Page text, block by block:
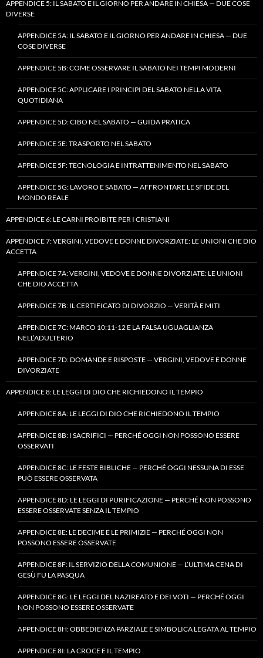
APPENDICE 5: IL SABATO E IL GIORNO PER ANDARE IN CHIESA — DUE COSE
DIVERSE
APPENDICE 5A: IL SABATO E IL GIORNO PER ANDARE IN CHIESA — DUE
COSE DIVERSE
APPENDICE 5B: COME OSSERVARE IL SABATO NEI TEMPI MODERNI
APPENDICE 5C: APPLICARE I PRINCIPI DEL SABATO NELLA VITA
QUOTIDIANA
APPENDICE 5D: CIBO NEL SABATO — GUIDA PRATICA
APPENDICE 5E: TRASPORTO NEL SABATO
APPENDICE 5F: TECNOLOGIA E INTRATTENIMENTO NEL SABATO
APPENDICE 5G: LAVORO E SABATO — AFFRONTARE LE SFIDE DEL
MONDO REALE
APPENDICE 6: LE CARNI PROIBITE PER I CRISTIANI
APPENDICE 7: VERGINI, VEDOVE E DONNE DIVORZIATE: LE UNIONI CHE DIO
ACCETTA
APPENDICE 7A: VERGINI, VEDOVE E DONNE DIVORZIATE: LE UNIONI
CHE DIO ACCETTA
APPENDICE 7B: IL CERTIFICATO DI DIVORZIO — VERITÀ E MITI
APPENDICE 7C: MARCO 10:11-12 E LA FALSA UGUAGLIANZA
NELL’ADULTERIO
APPENDICE 7D: DOMANDE E RISPOSTE — VERGINI, VEDOVE E DONNE
DIVORZIATE
APPENDICE 8: LE LEGGI DI DIO CHE RICHIEDONO IL TEMPIO
APPENDICE 8A: LE LEGGI DI DIO CHE RICHIEDONO IL TEMPIO
APPENDICE 8B: I SACRIFICI — PERCHÉ OGGI NON POSSONO ESSERE
OSSERVATI
APPENDICE 8C: LE FESTE BIBLICHE — PERCHÉ OGGI NESSUNA DI ESSE
PUÒ ESSERE OSSERVATA
APPENDICE 8D: LE LEGGI DI PURIFICAZIONE — PERCHÉ NON POSSONO
ESSERE OSSERVATE SENZA IL TEMPIO
APPENDICE 8E: LE DECIME E LE PRIMIZIE — PERCHÉ OGGI NON
POSSONO ESSERE OSSERVATE
APPENDICE 8F: IL SERVIZIO DELLA COMUNIONE — L’ULTIMA CENA DI
GESÙ FU LA PASQUA
APPENDICE 8G: LE LEGGI DEL NAZIREATO E DEI VOTI — PERCHÉ OGGI
NON POSSONO ESSERE OSSERVATE
APPENDICE 8H: OBBEDIENZA PARZIALE E SIMBOLICA LEGATA AL TEMPIO
APPENDICE 8I: LA CROCE E IL TEMPIO